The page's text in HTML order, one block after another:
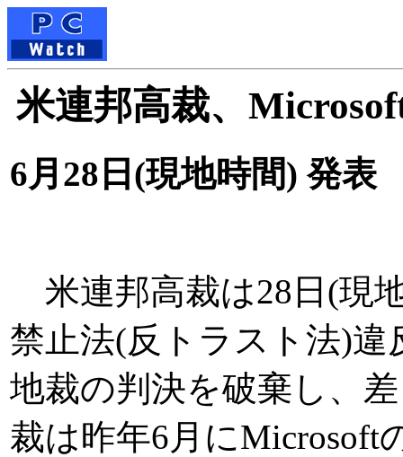
米連邦高裁、
6月28日(現地時間) 発表
米連邦高裁は28日(現
禁止法(反トラスト法)
地裁の判決を破棄し、
裁は昨年6月にMicrosoft